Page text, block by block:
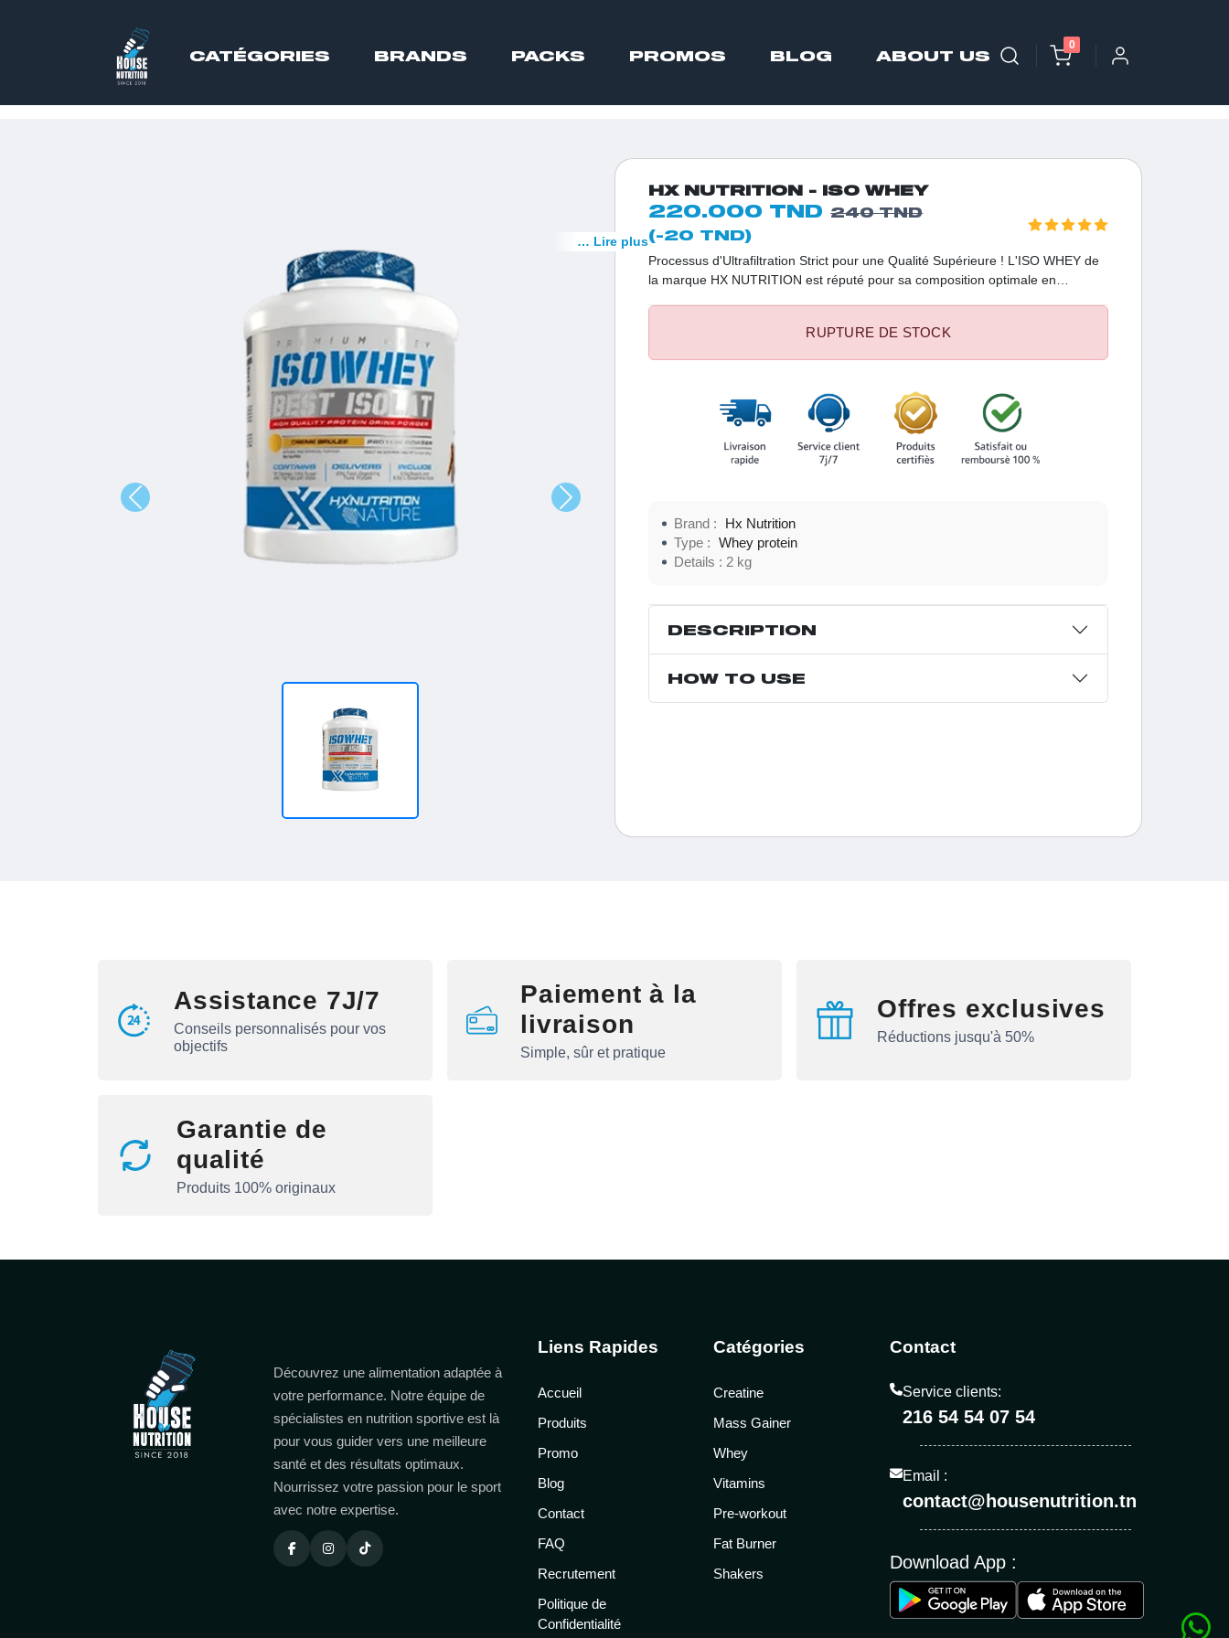
CATÉGORIES BRANDS PACKS PROMOS BLOG ABOUT US
0
HX NUTRITION - ISO WHEY
220.000 TND 240 TND
(-20 TND)
Processus d'Ultrafiltration Strict pour une Qualité Supérieure ! L'ISO WHEY de
la marque HX NUTRITION est réputé pour sa composition optimale en
chaîne ramifiée (BCAA), essentiels pour la croissance et la réparation
musculaire.
… Lire plus
RUPTURE DE STOCK
Brand :
Hx Nutrition
Type :
Whey protein
Details :
2 kg
DESCRIPTION
HOW TO USE
Assistance 7J/7
Conseils personnalisés pour vos
objectifs
Paiement à la
livraison
Simple, sûr et pratique
Offres exclusives
Réductions jusqu'à 50%
Garantie de
qualité
Produits 100% originaux
Découvrez une alimentation adaptée à
votre performance. Notre équipe de
spécialistes en nutrition sportive est là
pour vous guider vers une meilleure
santé et des résultats optimaux.
Nourrissez votre passion pour le sport
avec notre expertise.
Liens Rapides
Accueil
Produits
Promo
Blog
Contact
FAQ
Recrutement
Politique de
Confidentialité
Catégories
Creatine
Mass Gainer
Whey
Vitamins
Pre-workout
Fat Burner
Shakers
Contact
Service clients:
216 54 54 07 54
Email :
contact@housenutrition.tn
Download App :